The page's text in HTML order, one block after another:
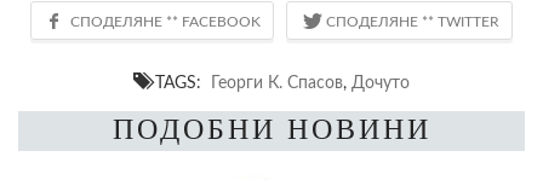
TAGS: Георги К. Спасов, Дочуто
ПОДОБНИ НОВИНИ